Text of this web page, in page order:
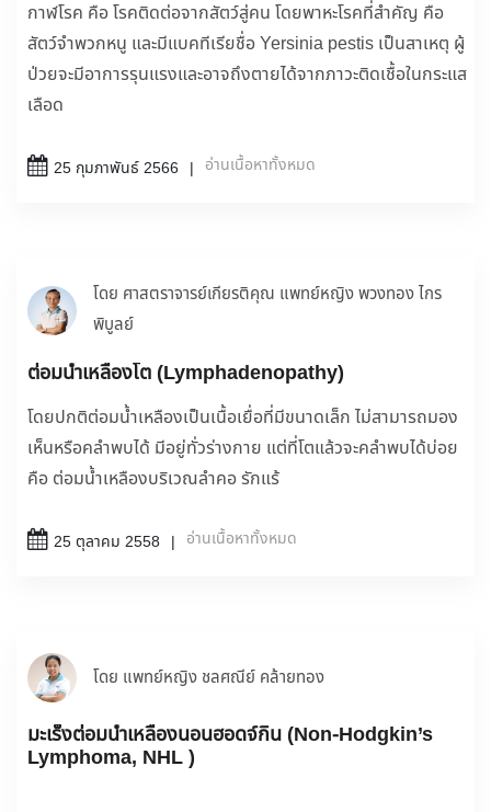
กาฬโรค คือ โรคติดต่อจากสัตว์สู่คน โดยพาหะโรคที่สำคัญ คือ
สัตว์จำพวกหนู และมีแบคทีเรียชื่อ Yersinia pestis เป็นสาเหตุ ผู้
ป่วยจะมีอาการรุนแรงและอาจถึงตายได้จากภาวะติดเชื้อในกระแส
เลือด
25 กุมภาพันธ์ 2566 อ่านเนื้อหาทั้งหมด
โดย ศาสตราจารย์เกียรติคุณ แพทย์หญิง พวงทอง ไกร
พิบูลย์
ต่อมน้ำเหลืองโต (Lymphadenopathy)
โดยปกติต่อมน้ำเหลืองเป็นเนื้อเยื่อที่มีขนาดเล็ก ไม่สามารถมอง
เห็นหรือคลำพบได้ มีอยู่ทั่วร่างกาย แต่ที่โตแล้วจะคลำพบได้บ่อย
คือ ต่อมน้ำเหลืองบริเวณลำคอ รักแร้
25 ตุลาคม 2558 อ่านเนื้อหาทั้งหมด
โดย แพทย์หญิง ชลศณีย์ คล้ายทอง
มะเร็งต่อมน้ำเหลืองนอนฮอดจ์กิน (Non-Hodgkin’s
Lymphoma, NHL )